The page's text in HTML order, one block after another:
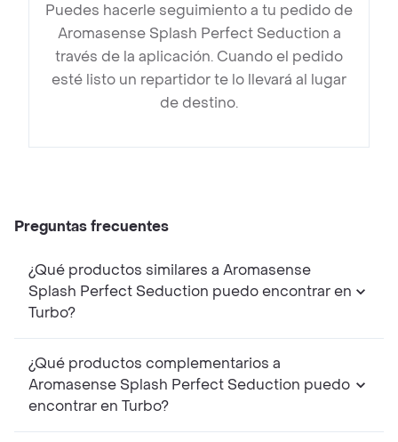
Puedes hacerle seguimiento a tu pedido de
Aromasense Splash Perfect Seduction a
través de la aplicación. Cuando el pedido
esté listo un repartidor te lo llevará al lugar
de destino.
Preguntas frecuentes
¿Qué productos similares a Aromasense
Splash Perfect Seduction puedo encontrar en
Turbo?
¿Qué productos complementarios a
Aromasense Splash Perfect Seduction puedo
encontrar en Turbo?